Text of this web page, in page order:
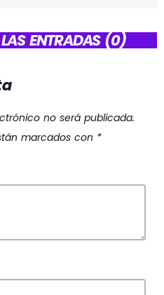
ENTRADAS (0)
no será publicada.
marcados con *